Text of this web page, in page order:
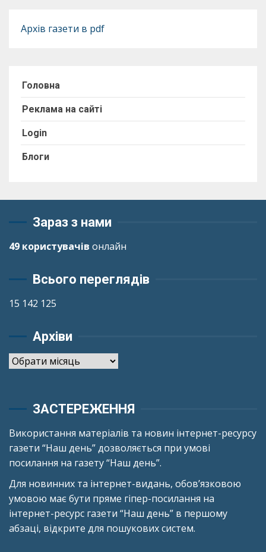
Архів газети в pdf
Головна
Реклама на сайті
Login
Блоги
Зараз з нами
49 користувачів онлайн
Всього переглядів
15 142 125
Архіви
Архіви
ЗАСТЕРЕЖЕННЯ
Використання матеріалів та новин інтернет-ресурсу
газети “Наш день” дозволяється при умові
посилання на газету “Наш день”.
Для новинних та інтернет-видань, обов’язковою
умовою має бути пряме гіпер-посилання на
інтернет-ресурс газети “Наш день” в першому
абзаці, відкрите для пошукових систем.